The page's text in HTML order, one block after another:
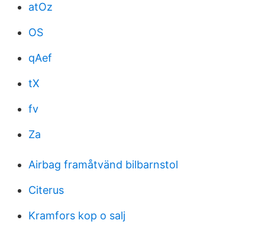
atOz
OS
qAef
tX
fv
Za
Airbag framåtvänd bilbarnstol
Citerus
Kramfors kop o salj